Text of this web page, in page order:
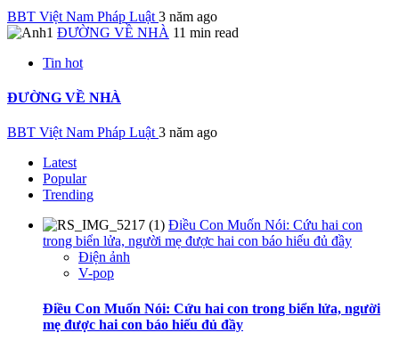
BBT Việt Nam Pháp Luật 3 năm ago
ĐƯỜNG VỀ NHÀ 11 min read
Tin hot
ĐƯỜNG VỀ NHÀ
BBT Việt Nam Pháp Luật 3 năm ago
Latest
Popular
Trending
Điều Con Muốn Nói: Cứu hai con
trong biển lửa, người mẹ được hai con báo hiếu đủ đầy
Điện ảnh
V-pop
Điều Con Muốn Nói: Cứu hai con trong biển lửa, người
mẹ được hai con báo hiếu đủ đầy